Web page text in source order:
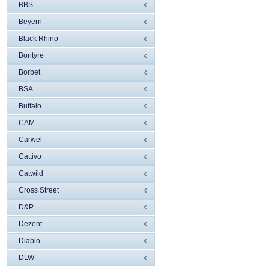
BBS
Beyern
Black Rhino
Bontyre
Borbet
BSA
Buffalo
CAM
Carwel
Cattivo
Catwild
Cross Street
D&P
Dezent
Diablo
DLW